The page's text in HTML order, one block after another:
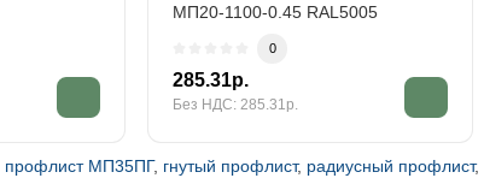
МП20-1100-0.45 RAL5005
0
285.31р.
Без НДС: 285.31р.
профлист МП35ПГ, гнутый профлист, радиусный профлист,